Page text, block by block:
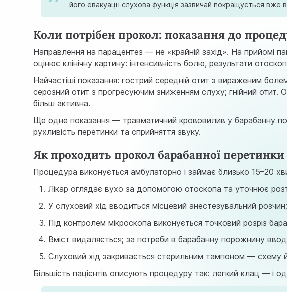
його евакуації слухова функція зазвичай покращується вже
Коли потрібен прокол: показання до
Направлення на парацентез — не «крайній захід». На прийомі
оцінює клінічну картину: інтенсивність болю, результати
Найчастіші показання: гострий середній отит з вираженим
серозний отит з прогресуючим зниженням слуху; гнійний
більш активна.
Ще одне показання — травматичний крововилив у барабанну
рухливість перетинки та сприйняття звуку.
Як проходить прокол барабанної перетинки
Процедура виконується амбулаторно і займає близько 15–20
Лікар оглядає вухо за допомогою отоскопа та уточнює
У слуховий хід вводиться місцевий анестезувальний
Під контролем мікроскопа виконується точковий розріз
Вміст видаляється; за потреби в барабанну порожнину
Слуховий хід закривається стерильним тампоном — схему
Більшість пацієнтів описують процедуру так: легкий клац — і